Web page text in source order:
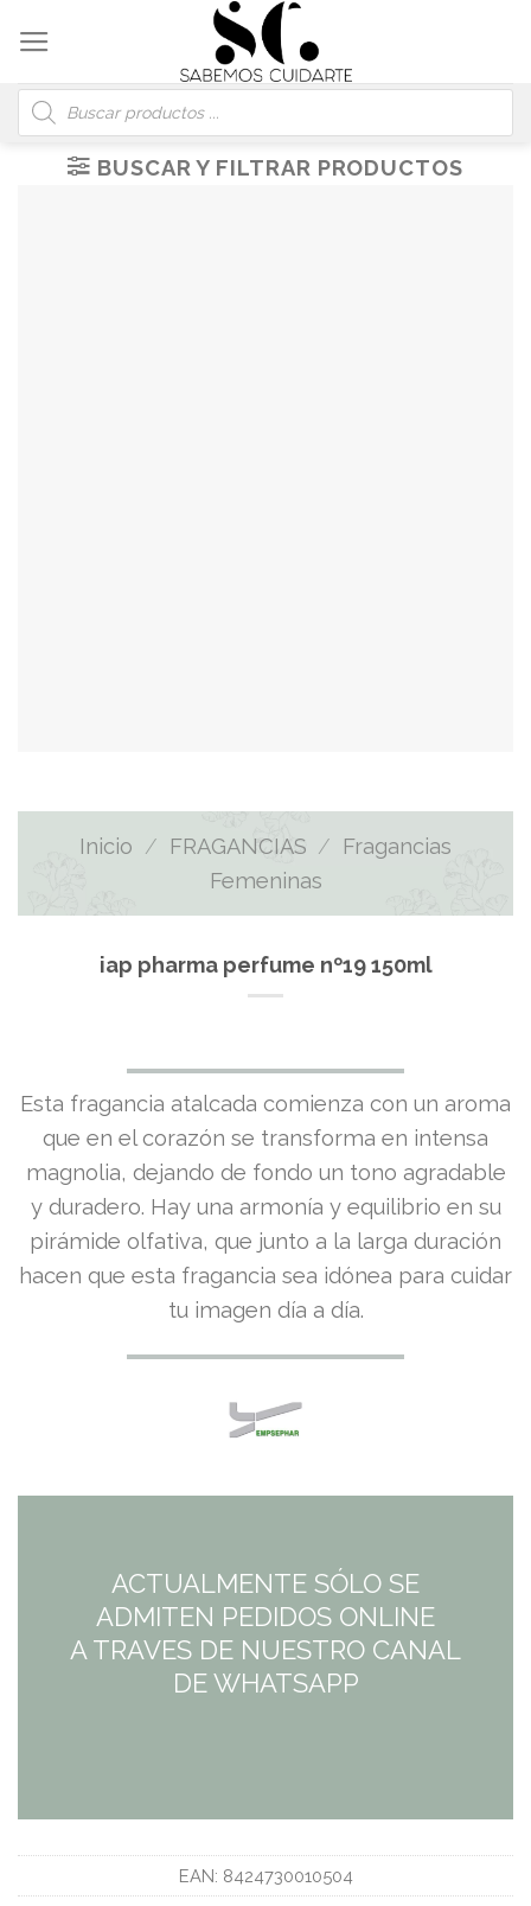
content
Búsqueda
de
productos
BUSCAR Y FILTRAR PRODUCTOS
Inicio / FRAGANCIAS /
Fragancias
Femeninas
iap pharma perfume nº19 150ml
El
precio
original
era:
11,95€.
El
precio
actual
es:
11,95€.
Esta fragancia atalcada comienza con un aroma
que en el corazón se transforma en intensa
magnolia, dejando de fondo un tono agradable
y duradero. Hay una armonía y equilibrio en su
pirámide olfativa, que junto a la larga duración
hacen que esta fragancia sea idónea para cuidar
tu imagen día a día.
ACTUALMENTE SÓLO SE
ADMITEN PEDIDOS ONLINE
A TRAVES DE NUESTRO CANAL
DE WHATSAPP
EAN: 8424730010504